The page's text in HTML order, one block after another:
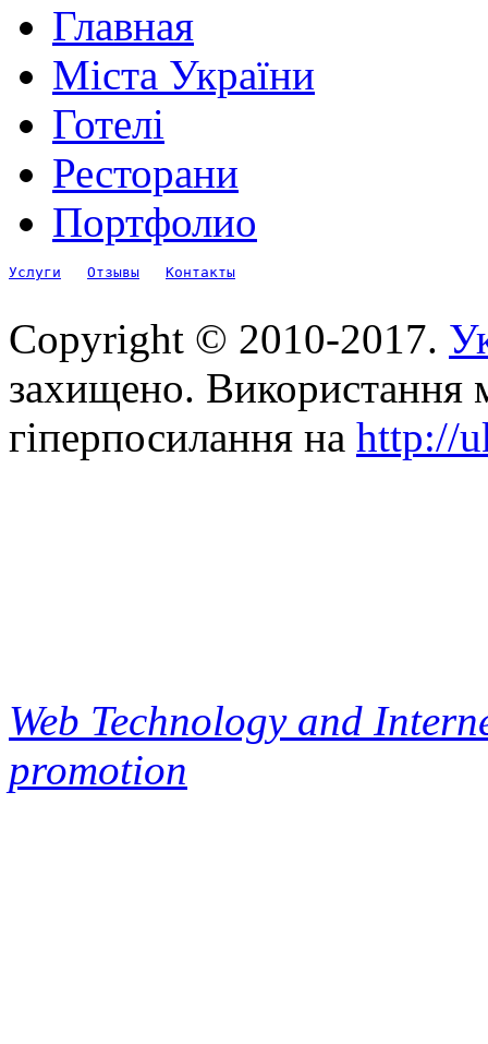
Главная
Міста України
Готелі
Ресторани
Портфолио
Услуги Отзывы Контакты
Copyright © 2010-2017.
захищено. Використання
гіперпосилання на http://
Web Technology and
promotion